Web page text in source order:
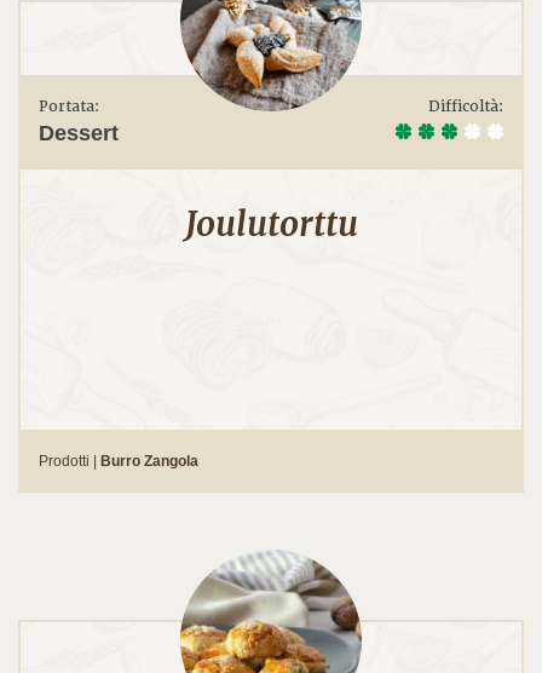
Portata:
Dessert
Difficoltà:
Joulutorttu
Prodotti | Burro Zangola